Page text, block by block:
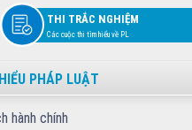
THI TRẮC NGHIỆM
Các cuộc thi tìm hiểu về PL
PHÁP LUẬT
hành chính